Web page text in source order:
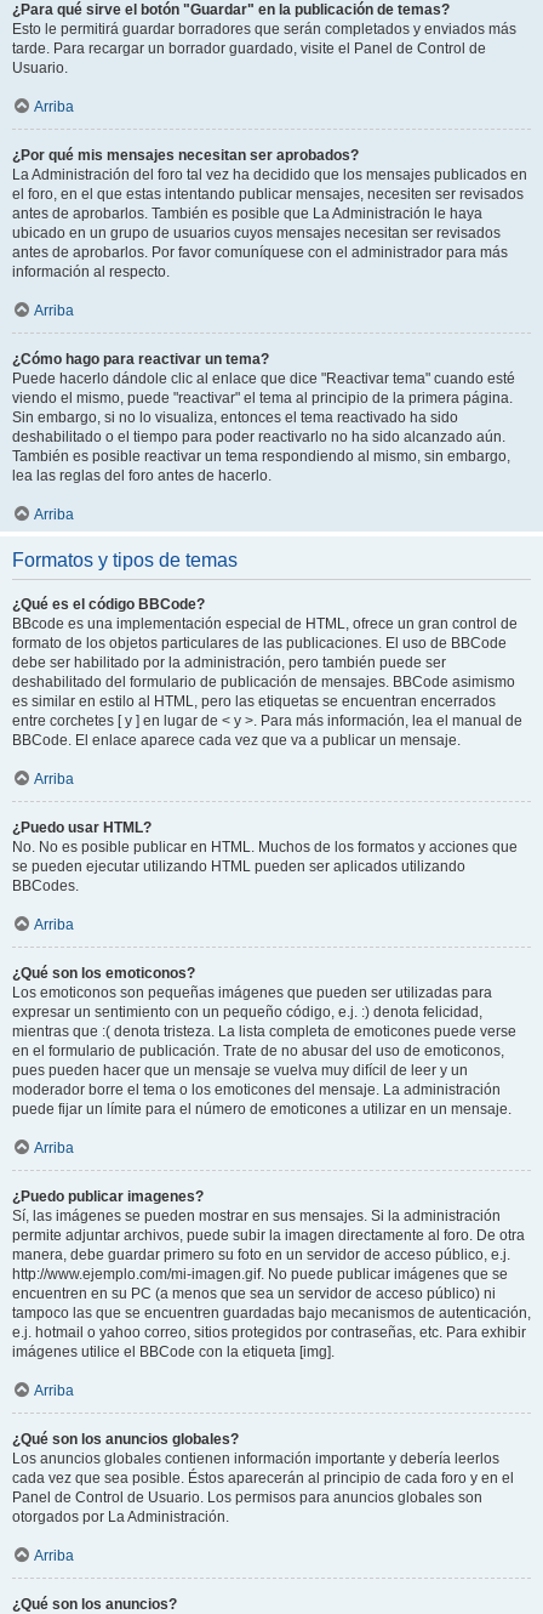
¿Para qué sirve el botón "Guardar" en la publicación de temas?
Esto le permitirá guardar borradores que serán completados y enviados más
tarde. Para recargar un borrador guardado, visite el Panel de Control de
Usuario.
Arriba
¿Por qué mis mensajes necesitan ser aprobados?
La Administración del foro tal vez ha decidido que los mensajes publicados en
el foro, en el que estas intentando publicar mensajes, necesiten ser revisados
antes de aprobarlos. También es posible que La Administración le haya
ubicado en un grupo de usuarios cuyos mensajes necesitan ser revisados
antes de aprobarlos. Por favor comuníquese con el administrador para más
información al respecto.
Arriba
¿Cómo hago para reactivar un tema?
Puede hacerlo dándole clic al enlace que dice "Reactivar tema" cuando esté
viendo el mismo, puede "reactivar" el tema al principio de la primera página.
Sin embargo, si no lo visualiza, entonces el tema reactivado ha sido
deshabilitado o el tiempo para poder reactivarlo no ha sido alcanzado aún.
También es posible reactivar un tema respondiendo al mismo, sin embargo,
lea las reglas del foro antes de hacerlo.
Arriba
Formatos y tipos de temas
¿Qué es el código BBCode?
BBcode es una implementación especial de HTML, ofrece un gran control de
formato de los objetos particulares de las publicaciones. El uso de BBCode
debe ser habilitado por la administración, pero también puede ser
deshabilitado del formulario de publicación de mensajes. BBCode asimismo
es similar en estilo al HTML, pero las etiquetas se encuentran encerrados
entre corchetes [ y ] en lugar de < y >. Para más información, lea el manual de
BBCode. El enlace aparece cada vez que va a publicar un mensaje.
Arriba
¿Puedo usar HTML?
No. No es posible publicar en HTML. Muchos de los formatos y acciones que
se pueden ejecutar utilizando HTML pueden ser aplicados utilizando
BBCodes.
Arriba
¿Qué son los emoticonos?
Los emoticonos son pequeñas imágenes que pueden ser utilizadas para
expresar un sentimiento con un pequeño código, e.j. :) denota felicidad,
mientras que :( denota tristeza. La lista completa de emoticones puede verse
en el formulario de publicación. Trate de no abusar del uso de emoticonos,
pues pueden hacer que un mensaje se vuelva muy difícil de leer y un
moderador borre el tema o los emoticones del mensaje. La administración
puede fijar un límite para el número de emoticones a utilizar en un mensaje.
Arriba
¿Puedo publicar imagenes?
Sí, las imágenes se pueden mostrar en sus mensajes. Si la administración
permite adjuntar archivos, puede subir la imagen directamente al foro. De otra
manera, debe guardar primero su foto en un servidor de acceso público, e.j.
http://www.ejemplo.com/mi-imagen.gif. No puede publicar imágenes que se
encuentren en su PC (a menos que sea un servidor de acceso público) ni
tampoco las que se encuentren guardadas bajo mecanismos de autenticación,
e.j. hotmail o yahoo correo, sitios protegidos por contraseñas, etc. Para exhibir
imágenes utilice el BBCode con la etiqueta [img].
Arriba
¿Qué son los anuncios globales?
Los anuncios globales contienen información importante y debería leerlos
cada vez que sea posible. Éstos aparecerán al principio de cada foro y en el
Panel de Control de Usuario. Los permisos para anuncios globales son
otorgados por La Administración.
Arriba
¿Qué son los anuncios?